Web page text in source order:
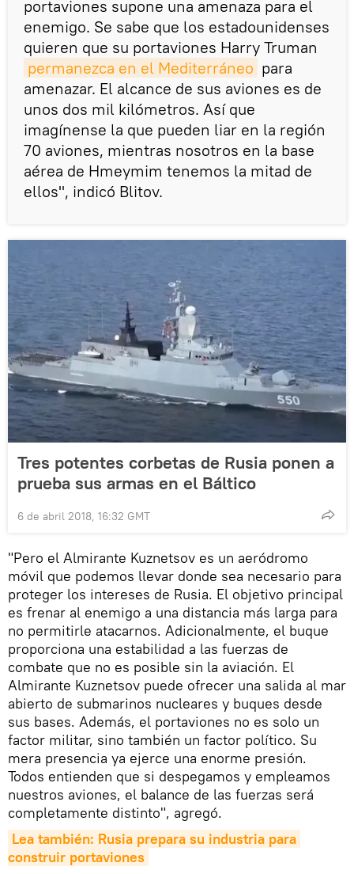
portaviones supone una amenaza para el
enemigo. Se sabe que los estadounidenses
quieren que su portaviones Harry Truman
permanezca en el Mediterráneo para
amenazar. El alcance de sus aviones es de
unos dos mil kilómetros. Así que
imagínense la que pueden liar en la región
70 aviones, mientras nosotros en la base
aérea de Hmeymim tenemos la mitad de
ellos", indicó Blitov.
Tres potentes corbetas de Rusia ponen a
prueba sus armas en el Báltico
6 de abril 2018, 16:32 GMT
"Pero el Almirante Kuznetsov es un aeródromo
móvil que podemos llevar donde sea necesario para
proteger los intereses de Rusia. El objetivo principal
es frenar al enemigo a una distancia más larga para
no permitirle atacarnos. Adicionalmente, el buque
proporciona una estabilidad a las fuerzas de
combate que no es posible sin la aviación. El
Almirante Kuznetsov puede ofrecer una salida al mar
abierto de submarinos nucleares y buques desde
sus bases. Además, el portaviones no es solo un
factor militar, sino también un factor político. Su
mera presencia ya ejerce una enorme presión.
Todos entienden que si despegamos y empleamos
nuestros aviones, el balance de las fuerzas será
completamente distinto", agregó.
Lea también: Rusia prepara su industria para
construir portaviones